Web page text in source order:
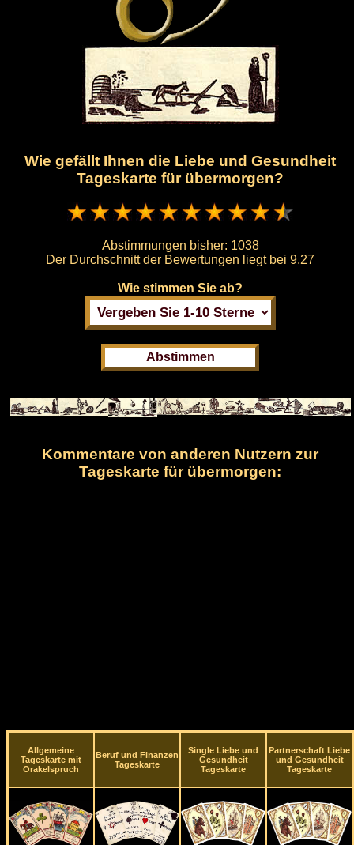
Wie gefällt Ihnen die Liebe und Gesundheit
Tageskarte für übermorgen?
Abstimmungen bisher: 1038
Der Durchschnitt der Bewertungen liegt bei 9.27
Wie stimmen Sie ab?
Kommentare von anderen Nutzern zur
Tageskarte für übermorgen:
Allgemeine
Tageskarte mit
Orakelspruch
Beruf und Finanzen
Tageskarte
Single Liebe und
Gesundheit
Tageskarte
Partnerschaft Liebe
und Gesundheit
Tageskarte